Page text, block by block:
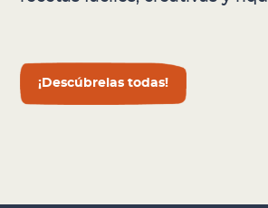
¡Descúbrelas todas!